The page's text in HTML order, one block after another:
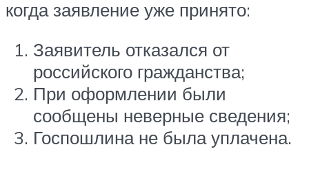
когда заявление уже принято:
Заявитель отказался от
российского гражданства;
При оформлении были
сообщены неверные сведения;
Госпошлина не была уплачена.